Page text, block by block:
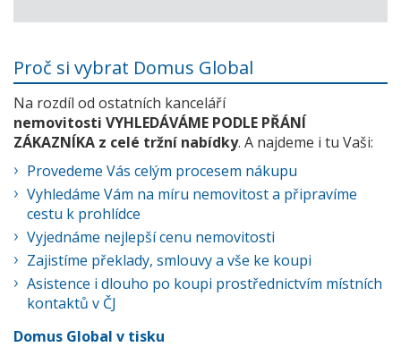
Proč si vybrat Domus Global
Na rozdíl od ostatních kanceláří
nemovitosti VYHLEDÁVÁME PODLE PŘÁNÍ
ZÁKAZNÍKA z celé tržní nabídky. A najdeme i tu Vaši:
Provedeme Vás celým procesem nákupu
Vyhledáme Vám na míru nemovitost a připravíme
cestu k prohlídce
Vyjednáme nejlepší cenu nemovitosti
Zajistíme překlady, smlouvy a vše ke koupi
Asistence i dlouho po koupi prostřednictvím místních
kontaktů v ČJ
Domus Global v tisku